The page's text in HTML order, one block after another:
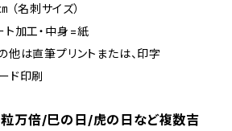
名刺サイズ）
加工・中身=紙
他は直筆プリントまたは、印字
ド印刷
万倍/巳の日/虎の日など複数吉